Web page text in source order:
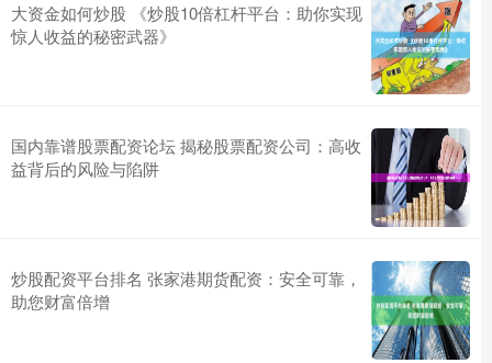
大资金如何炒股 《炒股10倍杠杆平台：助你实现
惊人收益的秘密武器》
国内靠谱股票配资论坛 揭秘股票配资公司：高收
益背后的风险与陷阱
炒股配资平台排名 张家港期货配资：安全可靠，
助您财富倍增